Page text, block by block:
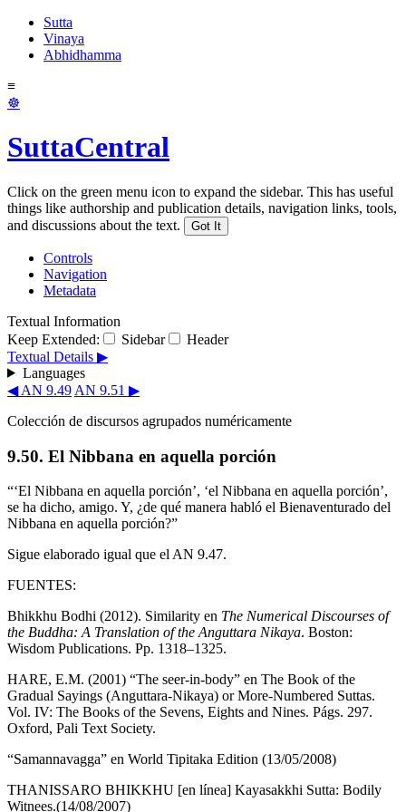
Sutta
Vinaya
Abhidhamma
≡
☸
SuttaCentral
Click on the green menu icon to expand the sidebar. This has useful
things like authorship and publication details, navigation links, tools,
and discussions about the text.
Got It
Controls
Navigation
Metadata
Textual Information
Keep Extended:
Sidebar
Header
Textual Details ▶
Languages
◀ AN 9.49 AN 9.51 ▶
Colección de discursos agrupados numéricamente
9.50. El Nibbana en aquella porción
“‘El Nibbana en aquella porción’, ‘el Nibbana en aquella porción’,
se ha dicho, amigo. Y, ¿de qué manera habló el Bienaventurado del
Nibbana en aquella porción?”
Sigue elaborado igual que el AN 9.47.
FUENTES:
Bhikkhu Bodhi (2012). Similarity en The Numerical Discourses of
the Buddha: A Translation of the Anguttara Nikaya. Boston:
Wisdom Publications. Pp. 1318–1325.
HARE, E.M. (2001) “The seer-in-body” en The Book of the
Gradual Sayings (Anguttara-Nikaya) or More-Numbered Suttas.
Vol. IV: The Books of the Sevens, Eights and Nines. Págs. 297.
Oxford, Pali Text Society.
“Samannavagga” en World Tipitaka Edition (13/05/2008)
THANISSARO BHIKKHU [en línea] Kayasakkhi Sutta: Bodily
Witnees.(14/08/2007)